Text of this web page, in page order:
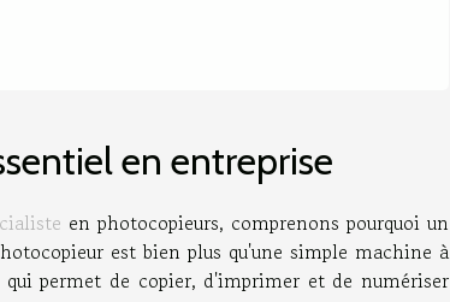
en entreprise
en photocopieurs, comprenons pourquoi un
est bien plus qu'une simple machine à
permet de copier, d'imprimer et de numériser